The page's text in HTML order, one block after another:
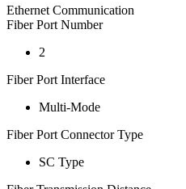
Ethernet Communication
Fiber Port Number
2
Fiber Port Interface
Multi-Mode
Fiber Port Connector Type
SC Type